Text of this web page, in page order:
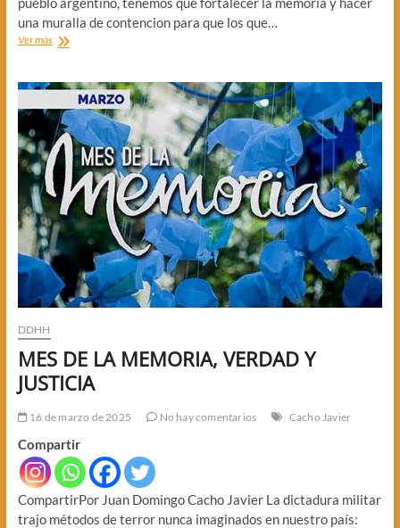
una muralla de contencion para que los que…
Ver másM
O
I
A
DDHH
MES DE LA MEMORIA, VERDAD Y
JUSTICIA
16 de marzo de 2025 No hay comentarios Cacho Javier
Compartir
CompartirPor Juan Domingo Cacho Javier La dictadura militar
trajo métodos de terror nunca imaginados en nuestro país: